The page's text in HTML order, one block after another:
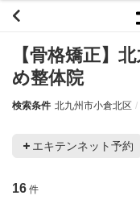
【骨格矯正】
め整体院
検索条件 北九州市小倉北区
エキテンネット予約
16 件